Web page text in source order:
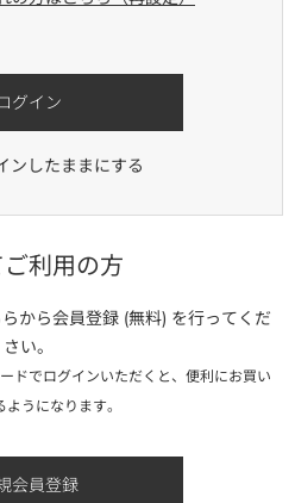
ンしたままにする
利用の方
から会員登録 (無料) を行ってくだ
さい。
ドでログインいただくと、便利にお買い
うになります。